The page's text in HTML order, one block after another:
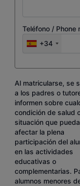
Teléfono / Phone
+34
Al matricularse, se
a los padres o
informen sobre
condición de salud
situación que pueda
afectar la plena
participación del
en las actividades
educativas o
complementarias.
alumnos menores